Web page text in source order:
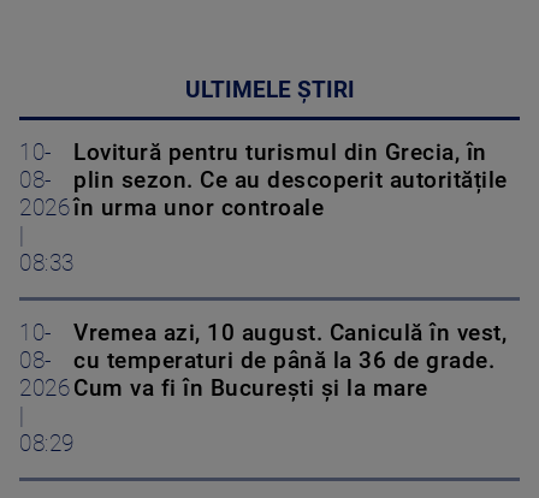
ULTIMELE ȘTIRI
10-
08-
2026
|
08:33
Lovitură pentru turismul din Grecia, în
plin sezon. Ce au descoperit autoritățile
în urma unor controale
10-
08-
2026
|
08:29
Vremea azi, 10 august. Caniculă în vest,
cu temperaturi de până la 36 de grade.
Cum va fi în București și la mare